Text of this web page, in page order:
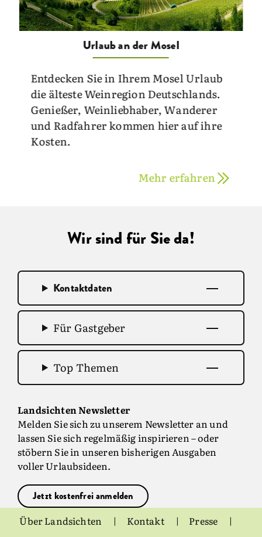
Urlaub an der Mosel
Entdecken Sie in Ihrem Mosel Urlaub
die älteste Weinregion Deutschlands.
Genießer, Weinliebhaber, Wanderer
und Radfahrer kommen hier auf ihre
Kosten.
Mehr erfahren
Wir sind für Sie da!
Kontaktdaten
Für Gastgeber
Top Themen
Landsichten Newsletter
Melden Sie sich zu unserem Newsletter an und
lassen Sie sich regelmäßig inspirieren – oder
stöbern Sie in unseren bisherigen Ausgaben
voller Urlaubsideen.
Jetzt kostenfrei anmelden
Über Landsichten Kontakt
Presse